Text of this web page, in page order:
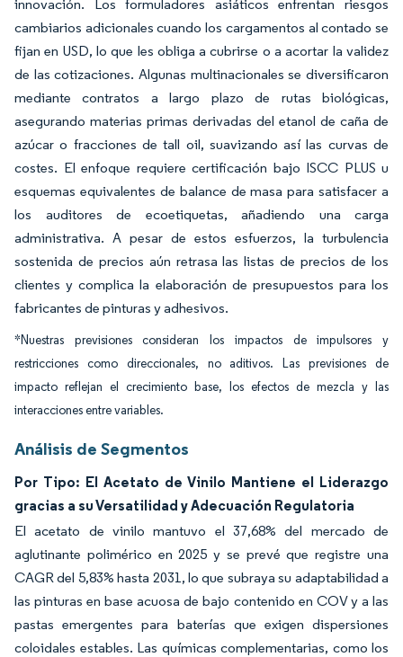
innovación. Los formuladores asiáticos enfrentan riesgos
cambiarios adicionales cuando los cargamentos al contado se
fijan en USD, lo que les obliga a cubrirse o a acortar la validez
de las cotizaciones. Algunas multinacionales se diversificaron
mediante contratos a largo plazo de rutas biológicas,
asegurando materias primas derivadas del etanol de caña de
azúcar o fracciones de tall oil, suavizando así las curvas de
costes. El enfoque requiere certificación bajo ISCC PLUS u
esquemas equivalentes de balance de masa para satisfacer a
los auditores de ecoetiquetas, añadiendo una carga
administrativa. A pesar de estos esfuerzos, la turbulencia
sostenida de precios aún retrasa las listas de precios de los
clientes y complica la elaboración de presupuestos para los
fabricantes de pinturas y adhesivos.
*Nuestras previsiones consideran los impactos de impulsores y
restricciones como direccionales, no aditivos. Las previsiones de
impacto reflejan el crecimiento base, los efectos de mezcla y las
interacciones entre variables.
Análisis de Segmentos
Por Tipo: El Acetato de Vinilo Mantiene el Liderazgo
gracias a su Versatilidad y Adecuación Regulatoria
El acetato de vinilo mantuvo el 37,68% del mercado de
aglutinante polimérico en 2025 y se prevé que registre una
CAGR del 5,83% hasta 2031, lo que subraya su adaptabilidad a
las pinturas en base acuosa de bajo contenido en COV y a las
pastas emergentes para baterías que exigen dispersiones
coloidales estables. Las químicas complementarias, como los